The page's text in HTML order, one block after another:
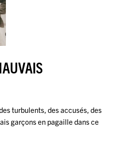
turbulents, des accusés, des
garçons en pagaille dans ce